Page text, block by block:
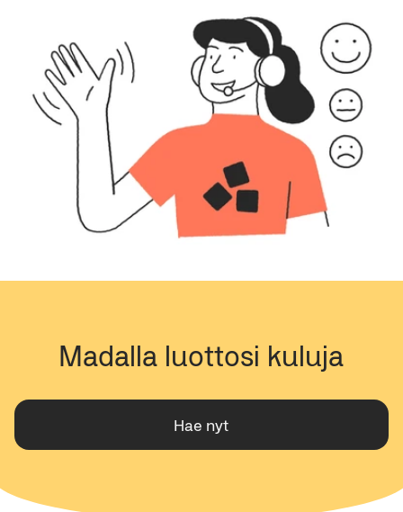
Madalla luottosi kuluja
Hae nyt